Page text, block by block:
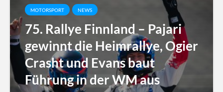
MOTORSPORT NEWS
75. Rallye Finnland – Pajari
gewinnt die Heimrallye, Ogier
Crasht und Evans baut
Führung in der WM aus